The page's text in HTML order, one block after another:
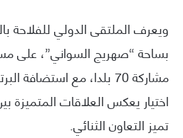
مشاركة 70 بلدا، مع
اختيار يعكس العلاقات المتميزة
تميز التعاون الثنائي.